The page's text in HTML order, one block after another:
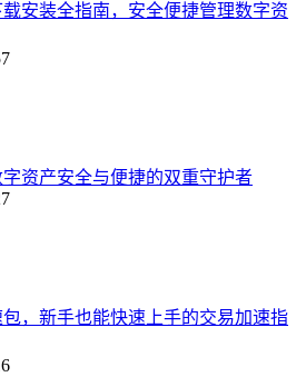
安装全指南，安全便捷管理数字资
资产安全与便捷的双重守护者
，新手也能快速上手的交易加速指